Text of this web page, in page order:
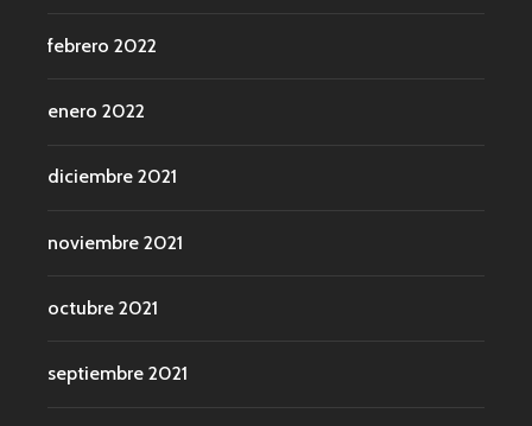
febrero 2022
enero 2022
diciembre 2021
noviembre 2021
octubre 2021
septiembre 2021